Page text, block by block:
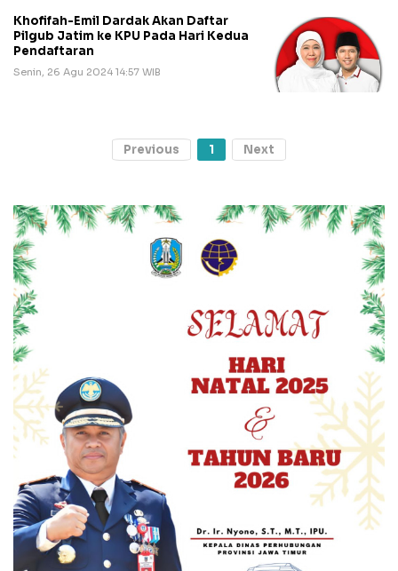
Khofifah-Emil Dardak Akan Daftar
Pilgub Jatim ke KPU Pada Hari Kedua
Pendaftaran
Senin, 26 Agu 2024 14:57 WIB
Previous 1 Next